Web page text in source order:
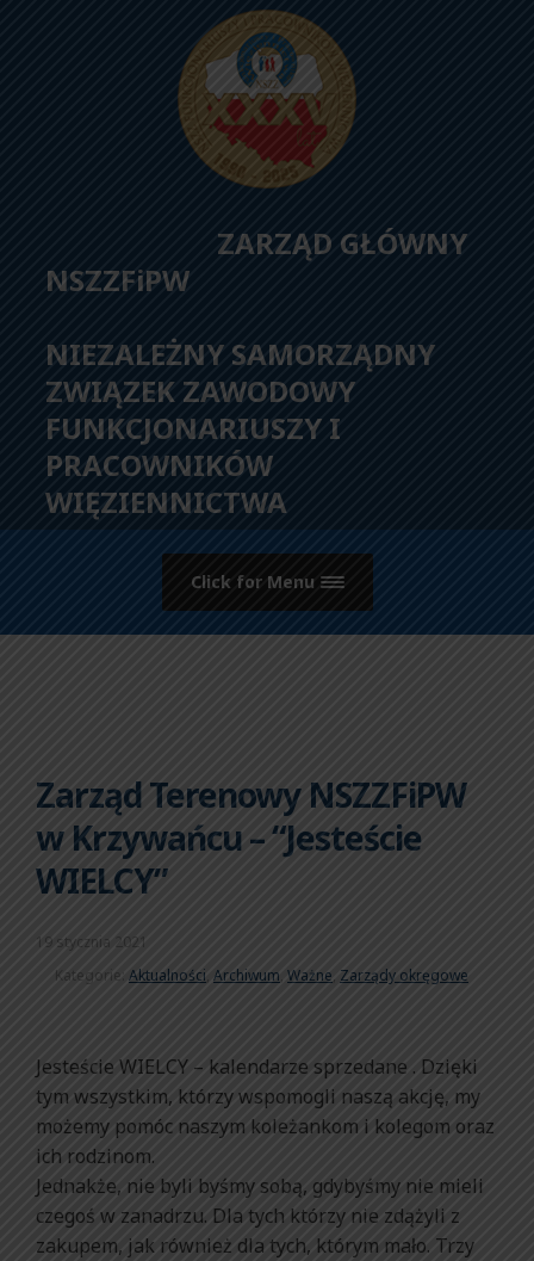
ZARZĄD GŁÓWNY
NSZZFiPW
NIEZALEŻNY SAMORZĄDNY
ZWIĄZEK ZAWODOWY
FUNKCJONARIUSZY I
PRACOWNIKÓW
WIĘZIENNICTWA
Click for Menu
Zarząd Terenowy NSZZFiPW
w Krzywańcu – “Jesteście
WIELCY”
19 stycznia 2021
Kategorie: Aktualności, Archiwum, Ważne, Zarządy okręgowe
Jesteście WIELCY – kalendarze sprzedane . Dzięki
tym wszystkim, którzy wspomogli naszą akcję, my
możemy pomóc naszym koleżankom i kolegom oraz
ich rodzinom.
Jednakże, nie byli byśmy sobą, gdybyśmy nie mieli
czegoś w zanadrzu. Dla tych którzy nie zdążyli z
zakupem, jak również dla tych, którym mało. Trzy